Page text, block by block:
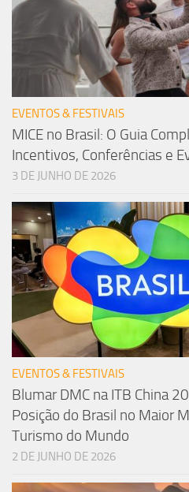
EVENTOS & FESTIVAIS
MICE no Brasil: O Guia
Incentivos, Conferências e
3 DE JUNHO DE 2026
EVENTOS & FESTIVAIS
Blumar DMC na ITB China
Posição do Brasil no Maior
Turismo do Mundo
2 DE JUNHO DE 2026